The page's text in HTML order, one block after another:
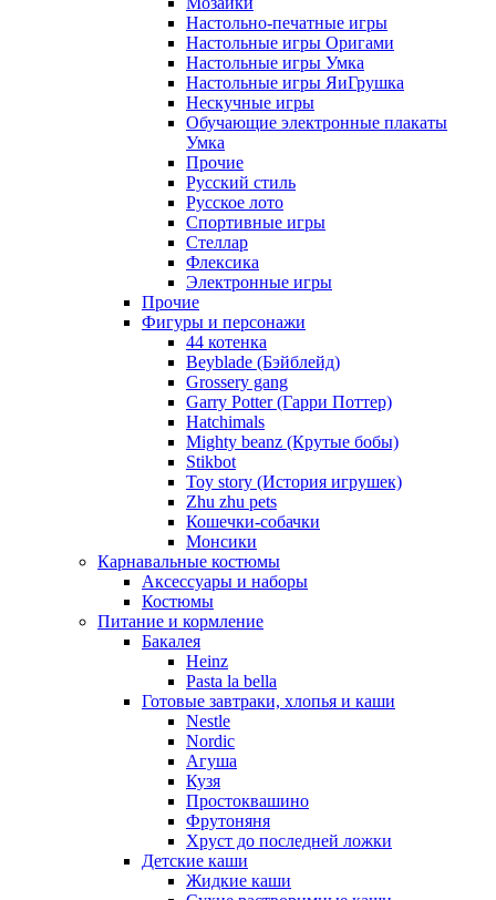
Настольно-печатные игры
Настольные игры Оригами
Настольные игры Умка
Настольные игры ЯиГрушка
Нескучные игры
Обучающие электронные плакаты
Умка
Прочие
Русский стиль
Русское лото
Спортивные игры
Стеллар
Флексика
Электронные игры
Прочие
Фигуры и персонажи
44 котенка
Beyblade (Бэйблейд)
Grossery gang
Garry Potter (Гарри Поттер)
Hatchimals
Mighty beanz (Крутые бобы)
Stikbot
Toy story (История игрушек)
Zhu zhu pets
Кошечки-собачки
Монсики
Карнавальные костюмы
Аксессуары и наборы
Костюмы
Питание и кормление
Бакалея
Heinz
Pasta la bella
Готовые завтраки, хлопья и каши
Nestle
Nordic
Агуша
Кузя
Простоквашино
Фрутоняня
Хруст до последней ложки
Детские каши
Жидкие каши